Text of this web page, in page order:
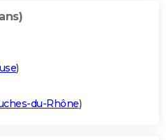
)
du-Rhône)